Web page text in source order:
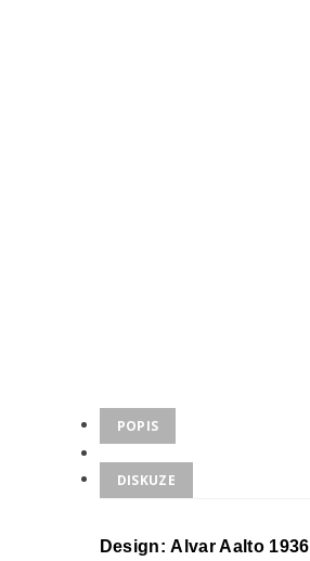
POPIS
DISKUZE
Design: Alvar Aalto 1936